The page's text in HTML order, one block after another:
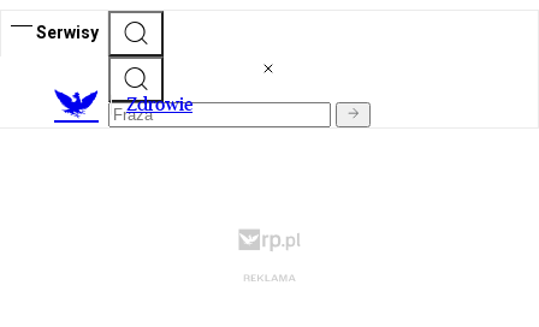
Serwisy
Zdrowie